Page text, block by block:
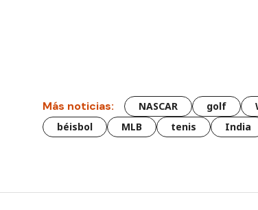
Más noticias: NASCAR golf
béisbol
MLB tenis India